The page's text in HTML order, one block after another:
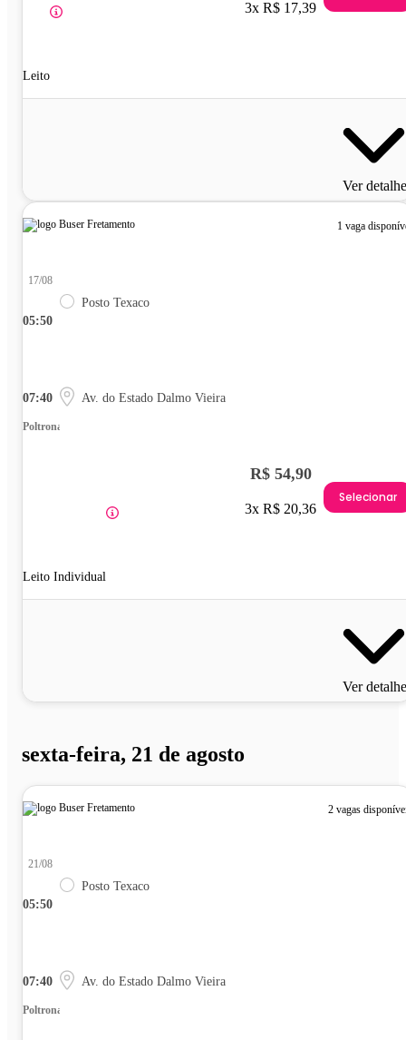
Leito
3x R$ 17,39
Ver
1 vaga
05:50
17/08
Posto Texaco
07:40 Av. do Estado Dalmo Vieira
Poltrona
Leito Individual
R$ 54,90
3x R$ 20,36
Selecionar
Ver
sexta-feira, 21 de agosto
2 vagas
05:50
21/08
Posto Texaco
07:40 Av. do Estado Dalmo Vieira
Poltrona